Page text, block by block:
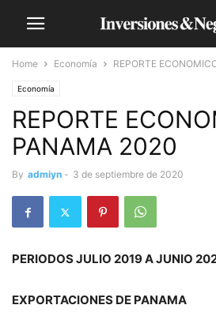
Home Economía REPORTE
Economía
REPORTE
PANAMA 2020
By admiyn - 3 de septiembre de 2020
PERIODOS JULIO 2019 A JUNIO
EXPORTACIONES DE PANAMA